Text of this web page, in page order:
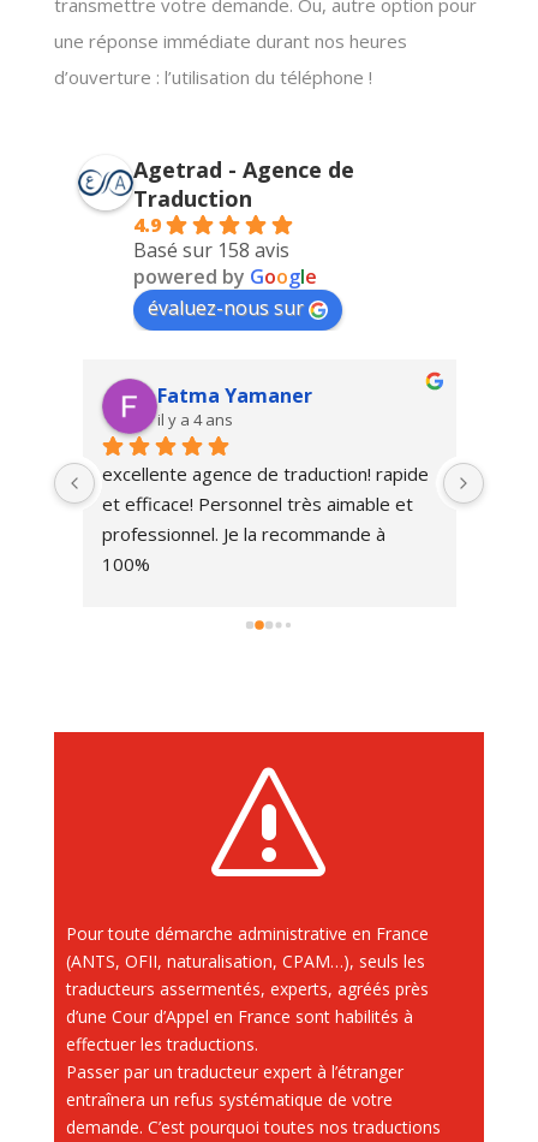
transmettre votre demande. Ou, autre option pour
une réponse immédiate durant nos heures
d’ouverture : l’utilisation du téléphone !
Agetrad - Agence de
Traduction
4.9
Basé sur 158 avis
powered by Google
évaluez-nous sur
Fatma Yamaner
il y a 4 ans
excellente agence de traduction! rapide
et efficace! Personnel très aimable et
professionnel. Je la recommande à
100%
s
Pour toute démarche administrative en France
(ANTS, OFII, naturalisation, CPAM…), seuls les
traducteurs assermentés, experts, agréés près
d’une Cour d’Appel en France sont habilités à
effectuer les traductions.
Passer par un traducteur expert à l’étranger
entraînera un refus systématique de votre
demande. C’est pourquoi toutes nos traductions